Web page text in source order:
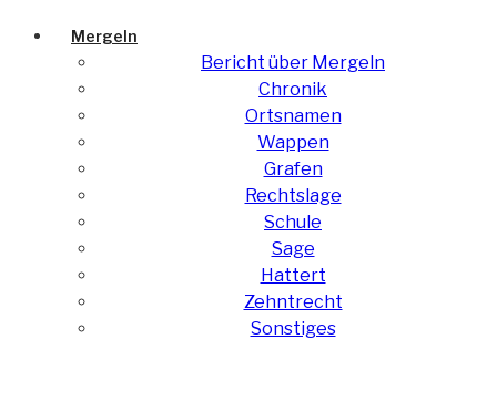
Mergeln
Bericht über Mergeln
Chronik
Ortsnamen
Wappen
Grafen
Rechtslage
Schule
Sage
Hattert
Zehntrecht
Sonstiges